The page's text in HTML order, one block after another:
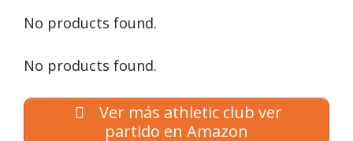
No products found.
No products found.
Ver más athletic club ver
partido en Amazon